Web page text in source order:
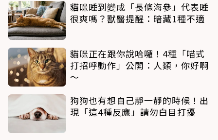
貓咪睡到變成「長條海參」代表睡
很爽嗎？獸醫提醒：暗藏1種不適
貓咪正在跟你說哈囉！4種「喵式
打招呼動作」公開：人類，你好啊
～
狗狗也有想自己靜一靜的時候！出
現「這4種反應」請勿白目打擾